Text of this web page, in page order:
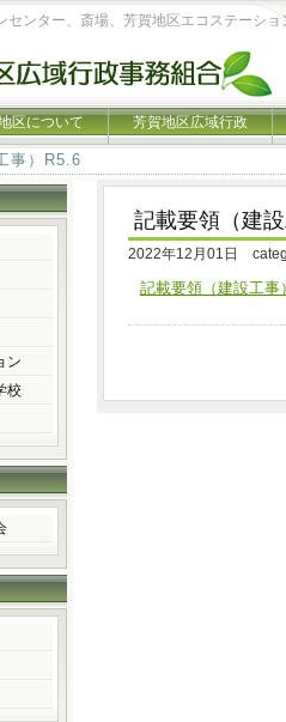
センター、斎場、芳賀地区エコステーショ
区について 芳賀地区広域行政
事）R5.6
記載要領（建
2022年12月01日
記載要領（建設工事
ン
校